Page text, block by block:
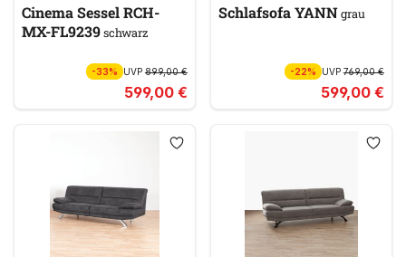
Cinema Sessel RCH-
MX-FL9239schwarz
-33% UVP 899,00 €
599,00 €
Schlafsofa YANNgrau
-22% UVP769,00 €
599,00 €